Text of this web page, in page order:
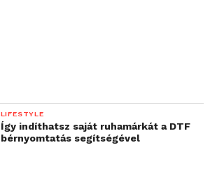
LIFESTYLE
Így indíthatsz saját ruhamárkát a DTF
bérnyomtatás segítségével